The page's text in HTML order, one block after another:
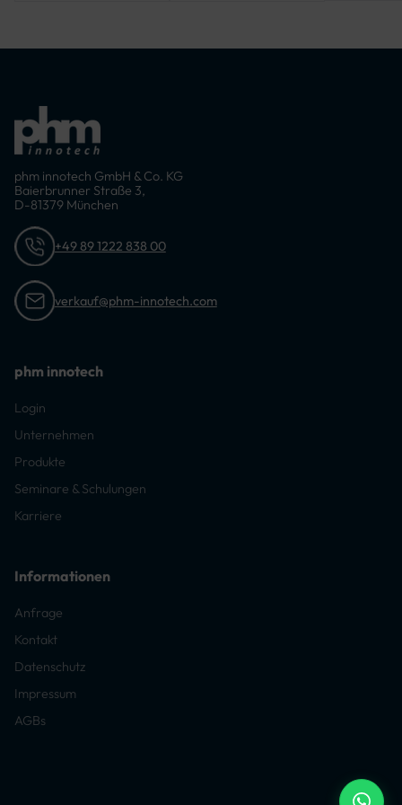
phm innotech GmbH & Co. KG
Baierbrunner Straße 3,
D-81379 München
+49 89 1222 838 00
verkauf@phm-innotech.com
phm innotech
Login
Unternehmen
Produkte
Seminare & Schulungen
Karriere
Informationen
Anfrage
Kontakt
Datenschutz
Impressum
AGBs